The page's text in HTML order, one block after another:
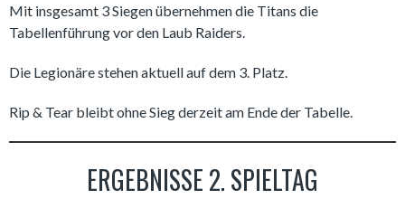
Mit insgesamt 3 Siegen übernehmen die Titans die
Tabellenführung vor den Laub Raiders.
Die Legionäre stehen aktuell auf dem 3. Platz.
Rip & Tear bleibt ohne Sieg derzeit am Ende der Tabelle.
ERGEBNISSE 2. SPIELTAG